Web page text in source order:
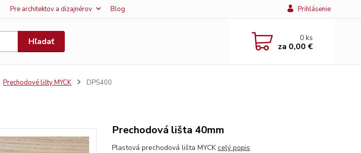
Pre architektov a dizajnérov Blog Prihlásenie
Hľadať 0ks
za 0,00 €
Prechodové lišty MYCK DPS400
Prechodová lišta 40mm
Plastová prechodová lišta MYCKcelý popis